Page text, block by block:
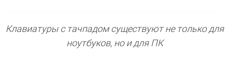
Клавиатуры с тачпадом существуют не только для
ноутбуков, но и для ПК